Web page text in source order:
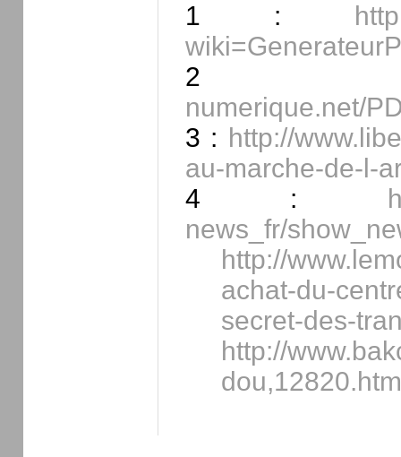
1 :
numerique.net/
3 : http://
au-marche-de-l-
4 :
news_fr/
http://
achat-du-
secret-des-
http://